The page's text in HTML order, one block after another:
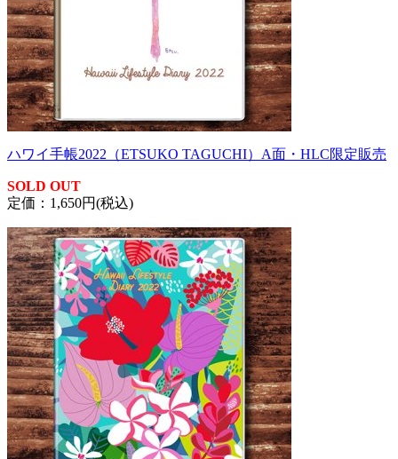
ハワイ手帳2022（ETSUKO TAGUCHI）A面・HLC限定販売
SOLD OUT
定価：1,650円(税込)